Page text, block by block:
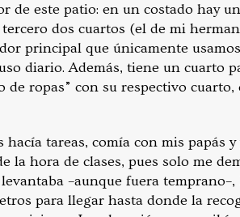
de este patio: en un costado hay
dos cuartos (el de mi
principal que únicamente
diario. Además, tiene un cuarto
de ropas” con su respectivo
hacía tareas, comía con mis papás
la hora de clases, pues solo me
–aunque fuera
para llegar hasta donde la